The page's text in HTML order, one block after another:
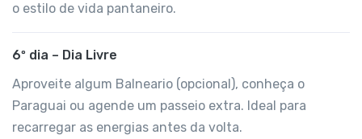
o estilo de vida pantaneiro.
6º dia – Dia Livre
Aproveite algum Balneario (opcional), conheça o
Paraguai ou agende um passeio extra. Ideal para
recarregar as energias antes da volta.